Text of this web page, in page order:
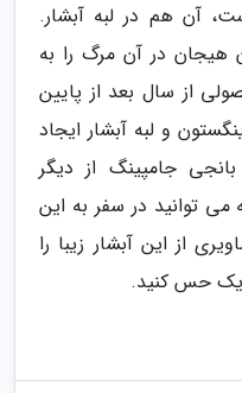
آن هم در لبه آبشار.
هیجان در آن مرگ را به
از سال بعد از پایین
و لبه آبشار ایجاد
جامپینگ از دیگر
توانید در سفر به این
از این آبشار زیبا را
حس کنید.